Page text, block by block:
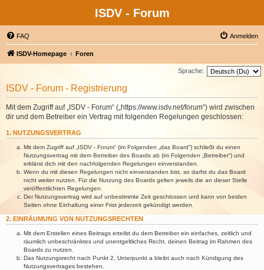
ISDV - Forum
FAQ Anmelden
ISDV-Homepage Foren
Sprache:
ISDV - Forum - Registrierung
Mit dem Zugriff auf „ISDV - Forum“ („https://www.isdv.net/forum“) wird zwischen
dir und dem Betreiber ein Vertrag mit folgenden Regelungen geschlossen:
1. NUTZUNGSVERTRAG
Mit dem Zugriff auf „ISDV - Forum“ (im Folgenden „das Board“) schließt du einen
Nutzungsvertrag mit dem Betreiber des Boards ab (im Folgenden „Betreiber“) und
erklärst dich mit den nachfolgenden Regelungen einverstanden.
Wenn du mit diesen Regelungen nicht einverstanden bist, so darfst du das Board
nicht weiter nutzen. Für die Nutzung des Boards gelten jeweils die an dieser Stelle
veröffentlichten Regelungen.
Der Nutzungsvertrag wird auf unbestimmte Zeit geschlossen und kann von beiden
Seiten ohne Einhaltung einer Frist jederzeit gekündigt werden.
2. EINRÄUMUNG VON NUTZUNGSRECHTEN
Mit dem Erstellen eines Beitrags erteilst du dem Betreiber ein einfaches, zeitlich und
räumlich unbeschränktes und unentgeltliches Recht, deinen Beitrag im Rahmen des
Boards zu nutzen.
Das Nutzungsrecht nach Punkt 2, Unterpunkt a bleibt auch nach Kündigung des
Nutzungsvertrages bestehen.